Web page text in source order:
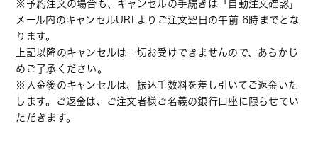
※予約注文の場合も、キャンセルの手続きは「自動注文確認」
メール内のキャンセルURLよりご注文翌日の午前 6時までとな
ります。
上記以降のキャンセルは一切お受けできませんので、あらかじ
めご了承ください。
※入金後のキャンセルは、振込手数料を差し引いてご返金いた
します。ご返金は、ご注文者様ご名義の銀行口座に限らせてい
ただきます。